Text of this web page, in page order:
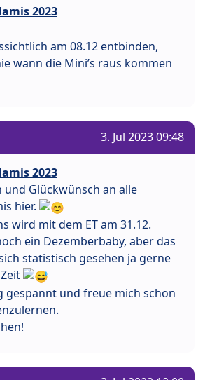
2023
am 08.12 entbinden,
wann die Mini’s raus kommen
3. Jul 2023 09:48
2023
und Glückwünsch an alle
hier.
wird mit dem ET am 31.12.
ein Dezemberbaby, aber das
statistisch gesehen ja gerne
gespannt und freue mich schon